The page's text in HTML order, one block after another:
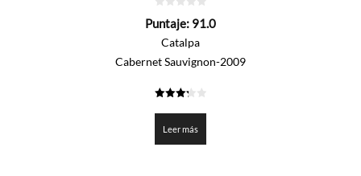
de
Puntaje: 91.0
Catalpa
Cabernet Sauvignon-2009
de 5
Leer más